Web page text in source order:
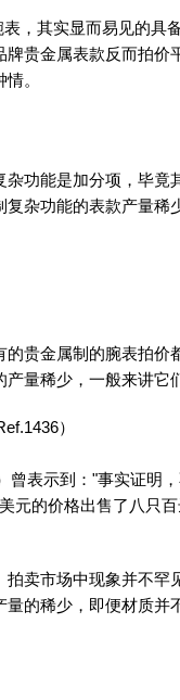
，其实显而易见的具
贵金属表款反而拍价
。
功能是加分项，毕
杂功能的表款产量稀
贵金属制的腕表拍
量稀少，一般来讲它
）
曾表示到："事实证明
元的价格出售了八只
卖市场中现象并不
的稀少，即便材质